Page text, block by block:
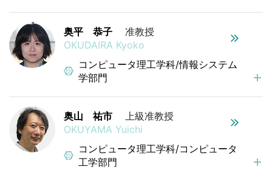
奥平 恭子
准教授
OKUDAIRA Kyoko
コンピュータ理工学科/情報システム
学部門
奥山 祐市
上級准教授
OKUYAMA Yuichi
コンピュータ理工学科/コンピュータ
工学部門